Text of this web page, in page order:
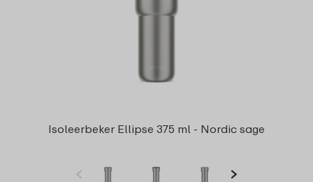
Isoleerbeker Ellipse 375 ml - Nordic sage